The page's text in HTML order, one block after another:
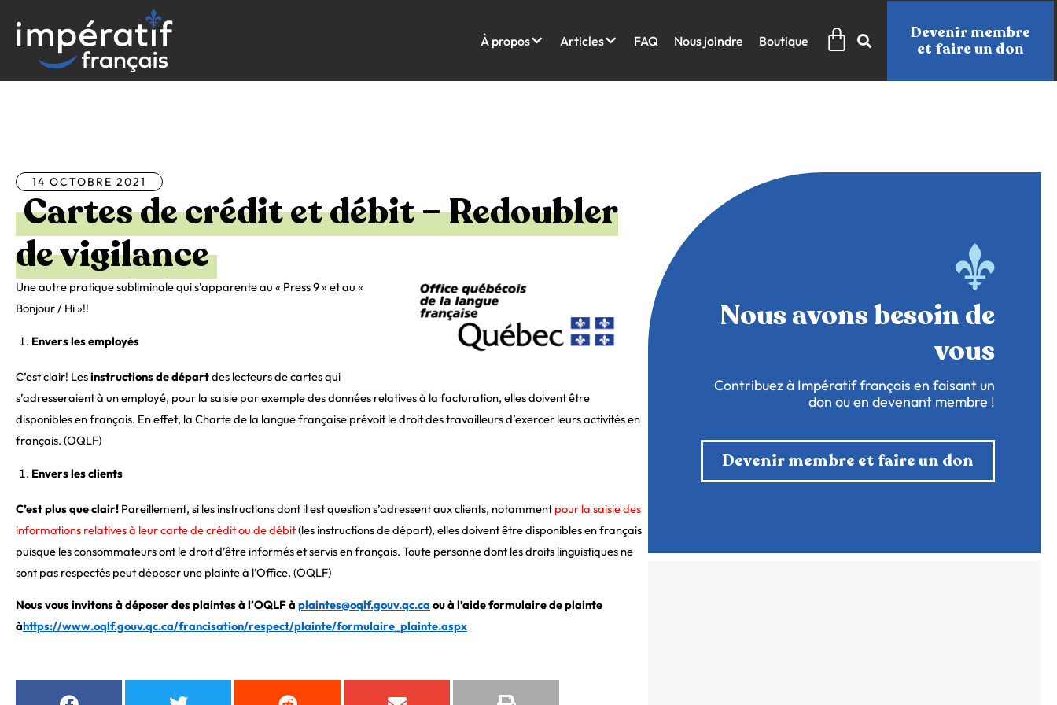
contenu
À propos Articles FAQ Nous joindre Boutique Panier
Devenir membre
et faire un don
14 OCTOBRE 2021
Cartes de crédit et débit – Redoubler
de vigilance
Une autre pratique subliminale qui s’apparente au « Press 9 » et au «
Bonjour / Hi »!!
Envers les employés
C’est clair! Lesinstructions de départdes lecteurs de cartes qui
s’adresseraient à un employé, pour la saisie par exemple des données relatives à la facturation, elles doivent être
disponibles en français. En effet, la Charte de la langue française prévoit le droit des travailleurs d’exercer leurs activités en
français. (OQLF)
Envers les clients
C’est plus que clair! Pareillement, si les instructions dont il est question s’adressent aux clients, notamment pour la saisie des
informations relatives à leur carte de crédit ou de débit(les instructions de départ), elles doivent être disponibles en français
puisque les consommateurs ont le droit d’être informés et servis en français. Toute personne dont les droits linguistiques ne
sont pas respectés peut déposer une plainte à l’Office. (OQLF)
Nous vous invitons à déposer des plaintes à l’OQLF à plaintes@oqlf.gouv.qc.ca ou à l’aide formulaire de plainte
àhttps://www.oqlf.gouv.qc.ca/francisation/respect/plainte/formulaire_plainte.aspx
Nous avons besoin de
vous
Contribuez à Impératif français en faisant un
don ou en devenant membre !
Devenir membre et faire un don